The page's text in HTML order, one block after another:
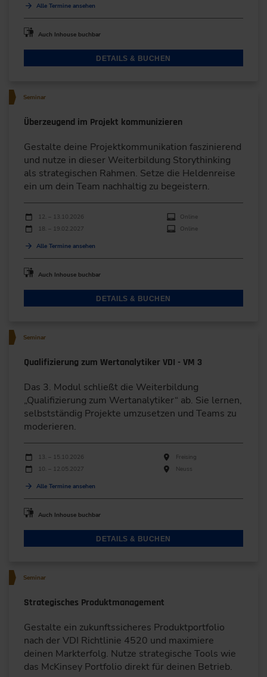
Alle Termine ansehen
Auch Inhouse buchbar
DETAILS & BUCHEN
Seminar
Überzeugend im Projekt kommunizieren
Gestalte deine Projektkommunikation faszinierend
und nutze in dieser Weiterbildung Storythinking
als strategischen Rahmen. Setze die Heldenreise
ein um dein Team nachhaltig zu begeistern.
Durchführungen
Veranstaltungsdatum
12. – 13.10.2026
Online
18. – 19.02.2027
Online
Alle Termine ansehen
Auch Inhouse buchbar
DETAILS & BUCHEN
Seminar
Qualifizierung zum Wertanalytiker VDI - VM 3
Das 3. Modul schließt die Weiterbildung
„Qualifizierung zum Wertanalytiker“ ab. Sie lernen,
selbstständig Projekte umzusetzen und Teams zu
moderieren.
Durchführungen
Veranstaltungsdatum
13. – 15.10.2026
Freising
10. – 12.05.2027
Neuss
Alle Termine ansehen
Auch Inhouse buchbar
DETAILS & BUCHEN
Seminar
Strategisches Produktmanagement
Gestalte ein zukunftssicheres Produktportfolio
nach der VDI Richtlinie 4520 und maximiere
deinen Markterfolg. Nutze strategische Tools wie
das McKinsey Portfolio direkt für deinen Betrieb.